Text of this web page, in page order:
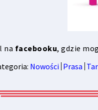
na facebooku, gdzie
Nowości Prasa